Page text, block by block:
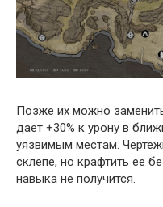
Позже их можно
дает +30% к урону в
уязвимым местам.
склепе, но крафтить ее
навыка не получится.